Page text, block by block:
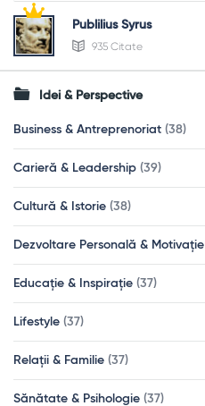
Publilius Syrus
935 Citate
Idei & Perspective
Business & Antreprenoriat (38)
Carieră & Leadership (39)
Cultură & Istorie (38)
Dezvoltare Personală & Motivație
Educație & Inspirație (37)
Lifestyle (37)
Relații & Familie (37)
Sănătate & Psihologie (37)